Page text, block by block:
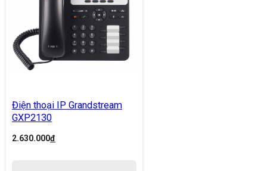
Điện thoại IP Grandstream
GXP2130
2.630.000đ